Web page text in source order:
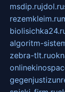
msdip.rujdol.ru
rezemkleim.ru
algoritm-
zebra-tlt.ru